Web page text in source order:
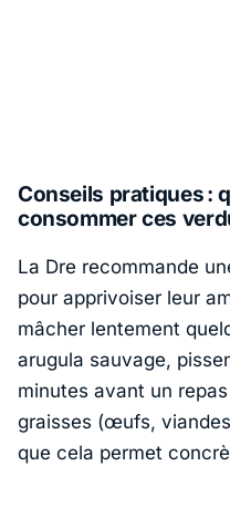
Conseils pratiques :
consommer ces
La Dre recommande
pour apprivoiser leur
mâcher lentement
arugula sauvage,
minutes avant un
graisses (œufs,
que cela permet